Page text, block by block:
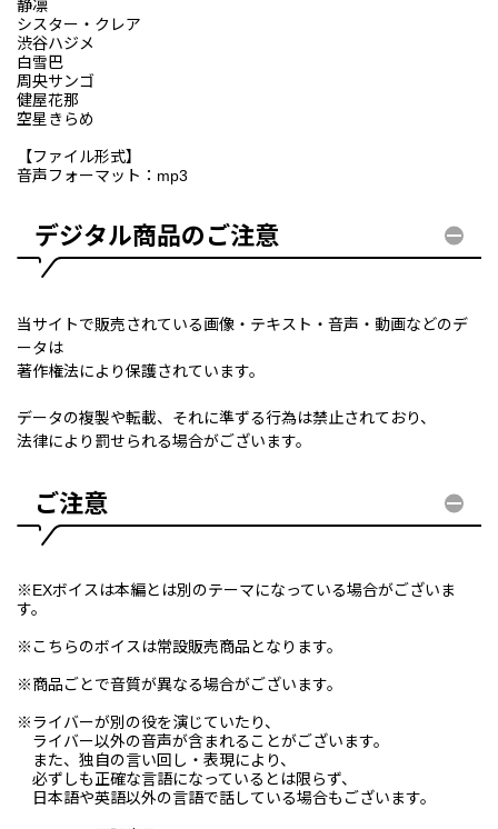
静凛
シスター・クレア
渋谷ハジメ
白雪巴
周央サンゴ
健屋花那
空星きらめ
【ファイル形式】
音声フォーマット：mp3
デジタル商品のご注意
当サイトで販売されている画像・テキスト・音声・動画などのデ
ータは
著作権法により保護されています。
データの複製や転載、それに準ずる行為は禁止されており、
法律により罰せられる場合がございます。
ご注意
※EXボイスは本編とは別のテーマになっている場合がございま
す。
※こちらのボイスは常設販売商品となります。
※商品ごとで音質が異なる場合がございます。
※ライバーが別の役を演じていたり、
ライバー以外の音声が含まれることがございます。
また、独自の言い回し・表現により、
必ずしも正確な言語になっているとは限らず、
日本語や英語以外の言語で話している場合もございます。